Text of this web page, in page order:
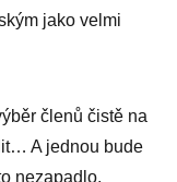
jako velmi
členů čistě na
A jednou bude
nezapadlo,